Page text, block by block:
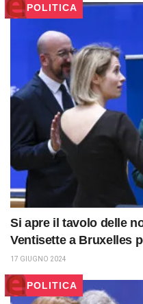
POLITICA
Si apre il tavolo delle
Ventisette a Bruxelles
17 GIUGNO 2024
POLITICA